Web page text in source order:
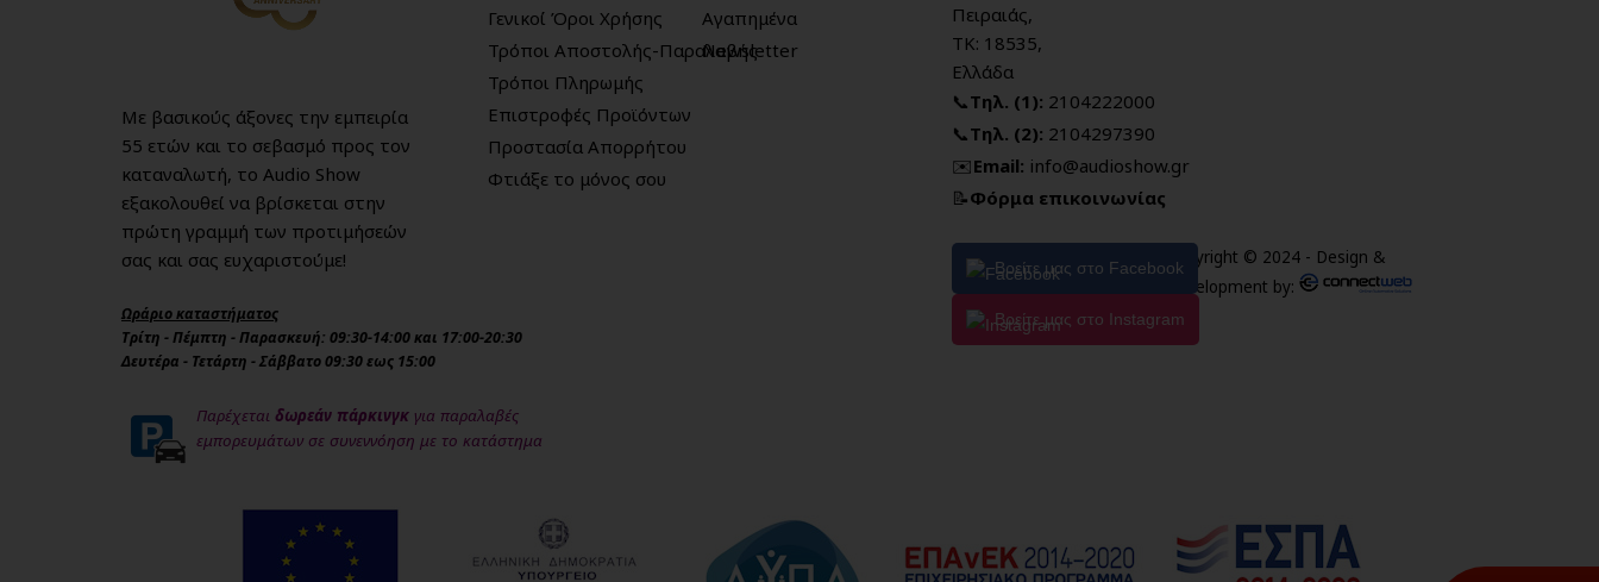
Με βασικούς άξονες την εμπειρία
55 ετών και το σεβασμό προς τον
καταναλωτή, το Audio Show
εξακολουθεί να βρίσκεται στην
πρώτη γραμμή των προτιμήσεών
σας και σας ευχαριστούμε!
Ωράριο καταστήματος
Τρίτη - Πέμπτη - Παρασκευή: 09:30-14:00 και 17:00-20:30
Δευτέρα - Τετάρτη - Σάββατο 09:30 εως 15:00
Παρέχεται δωρεάν πάρκινγκ για παραλαβές
εμπορευμάτων σε συνεννόηση με το κατάστημα
Γενικοί Όροι Χρήσης
Τρόποι Αποστολής-Παραλαβής
Τρόποι Πληρωμής
Επιστροφές Προϊόντων
Προστασία Απορρήτου
Φτιάξε το μόνος σου
Αγαπημένα
Newsletter
Πειραιάς,
ΤΚ: 18535,
Ελλάδα
📞Τηλ. (1): 2104222000
📞Τηλ. (2): 2104297390
✉️Email: info@audioshow.gr
📝Φόρμα επικοινωνίας
Βρείτε μας στο Facebook
Βρείτε μας στο Instagram
Copyright © 2024 - Design &
Development by: